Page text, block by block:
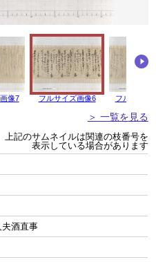
像7 フルサイズ画像6 フルサイズ
＞ 一覧を見る
上記のサムネイルは関連の枝番号を
表示している場合があります
酒直事